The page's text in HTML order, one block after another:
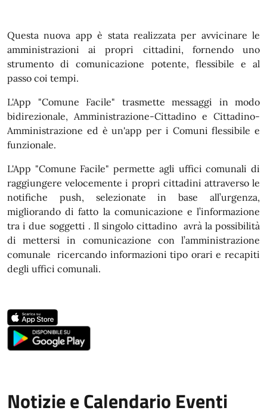
Questa nuova app è stata realizzata per avvicinare le
amministrazioni ai propri cittadini, fornendo uno
strumento di comunicazione potente, flessibile e al
passo coi tempi.
L'App "Comune Facile" trasmette messaggi in modo
bidirezionale, Amministrazione-Cittadino e Cittadino-
Amministrazione ed è un'app per i Comuni flessibile e
funzionale.
L'App "Comune Facile" permette agli uffici comunali di
raggiungere velocemente i propri cittadini attraverso le
notifiche push, selezionate in base all’urgenza,
migliorando di fatto la comunicazione e l’informazione
tra i due soggetti . Il singolo cittadino avrà la possibilità
di mettersi in comunicazione con l’amministrazione
comunale ricercando informazioni tipo orari e recapiti
degli uffici comunali.
Notizie e Calendario Eventi